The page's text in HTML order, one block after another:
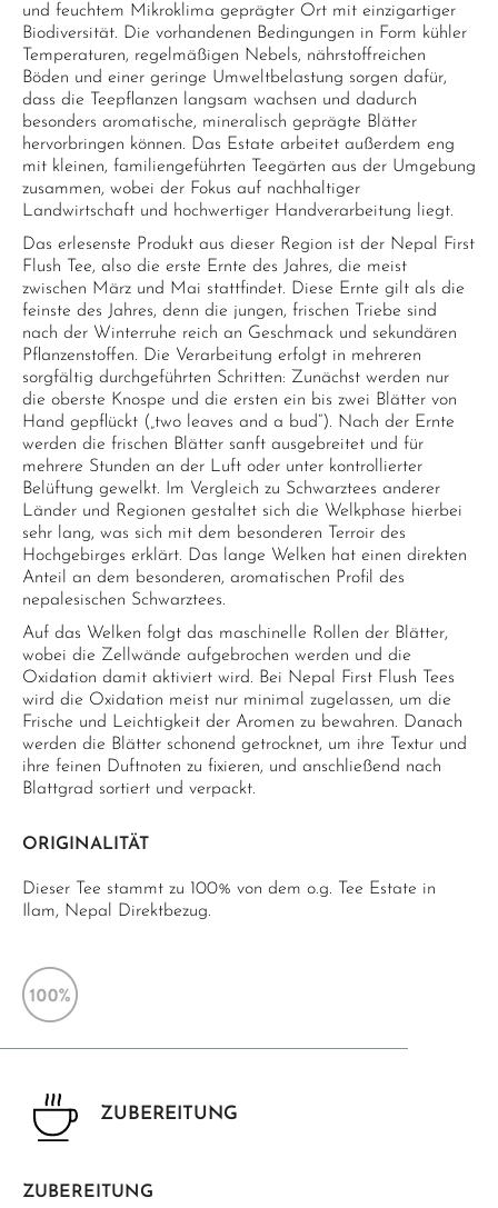
und feuchtem Mikroklima geprägter Ort mit einzigartiger
Biodiversität. Die vorhandenen Bedingungen in Form kühler
Temperaturen, regelmäßigen Nebels, nährstoffreichen
Böden und einer geringe Umweltbelastung sorgen dafür,
dass die Teepflanzen langsam wachsen und dadurch
besonders aromatische, mineralisch geprägte Blätter
hervorbringen können. Das Estate arbeitet außerdem eng
mit kleinen, familiengeführten Teegärten aus der Umgebung
zusammen, wobei der Fokus auf nachhaltiger
Landwirtschaft und hochwertiger Handverarbeitung liegt.
Das erlesenste Produkt aus dieser Region ist der Nepal First
Flush Tee, also die erste Ernte des Jahres, die meist
zwischen März und Mai stattfindet. Diese Ernte gilt als die
feinste des Jahres, denn die jungen, frischen Triebe sind
nach der Winterruhe reich an Geschmack und sekundären
Pflanzenstoffen. Die Verarbeitung erfolgt in mehreren
sorgfältig durchgeführten Schritten: Zunächst werden nur
die oberste Knospe und die ersten ein bis zwei Blätter von
Hand gepflückt („two leaves and a bud“). Nach der Ernte
werden die frischen Blätter sanft ausgebreitet und für
mehrere Stunden an der Luft oder unter kontrollierter
Belüftung gewelkt. Im Vergleich zu Schwarztees anderer
Länder und Regionen gestaltet sich die Welkphase hierbei
sehr lang, was sich mit dem besonderen Terroir des
Hochgebirges erklärt. Das lange Welken hat einen direkten
Anteil an dem besonderen, aromatischen Profil des
nepalesischen Schwarztees.
Auf das Welken folgt das maschinelle Rollen der Blätter,
wobei die Zellwände aufgebrochen werden und die
Oxidation damit aktiviert wird. Bei Nepal First Flush Tees
wird die Oxidation meist nur minimal zugelassen, um die
Frische und Leichtigkeit der Aromen zu bewahren. Danach
werden die Blätter schonend getrocknet, um ihre Textur und
ihre feinen Duftnoten zu fixieren, und anschließend nach
Blattgrad sortiert und verpackt.
ORIGINALITÄT
Dieser Tee stammt zu 100% von dem o.g. Tee Estate in
Ilam, Nepal Direktbezug.
ZUBEREITUNG
ZUBEREITUNG